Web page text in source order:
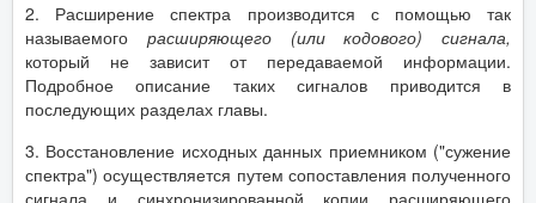
2. Расширение спектра производится с помощью так
называемого расширяющего (или кодового) сигнала,
который не зависит от передаваемой информации.
Подробное описание таких сигналов приводится в
последующих разделах главы.
3. Восстановление исходных данных приемником ("сужение
спектра") осуществляется путем сопоставления полученного
сигнала и синхронизированной копии расширяющего